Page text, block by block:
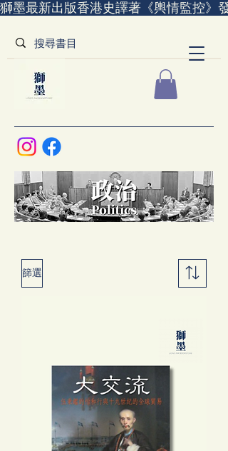
獅墨最新出版香港史譯著《輿情監控》
篩選